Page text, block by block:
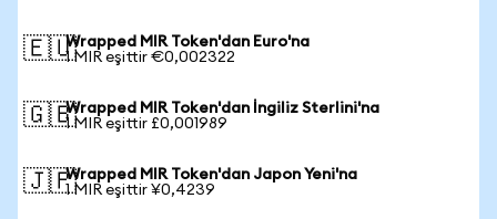
🇪🇺Wrapped MIR Token'dan Euro'na
1 MIR eşittir €0,002322
🇬🇧Wrapped MIR Token'dan İngiliz Sterlini'na
1 MIR eşittir £0,001989
🇯🇵Wrapped MIR Token'dan Japon Yeni'na
1 MIR eşittir ¥0,4239